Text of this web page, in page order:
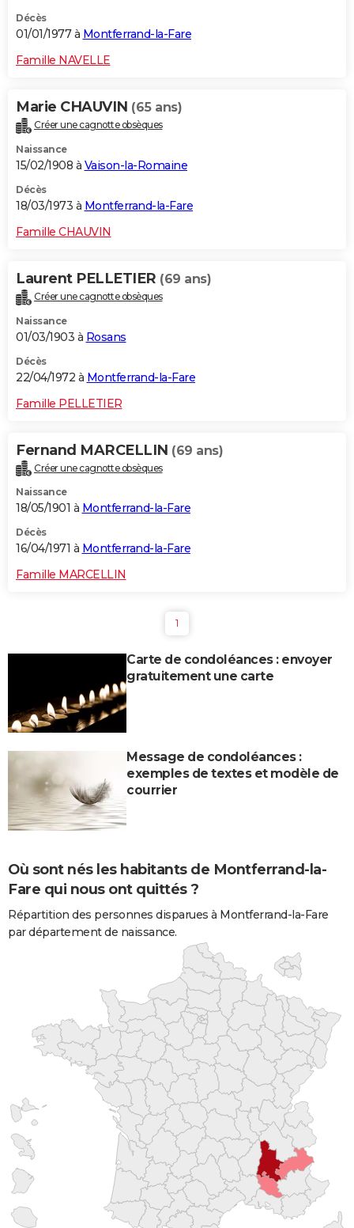
Décès
01/01/1977 à Montferrand-la-Fare
Famille NAVELLE
Marie CHAUVIN (65 ans)
Créer une cagnotte obsèques
Naissance
15/02/1908 à Vaison-la-Romaine
Décès
18/03/1973 à Montferrand-la-Fare
Famille CHAUVIN
Laurent PELLETIER (69 ans)
Créer une cagnotte obsèques
Naissance
01/03/1903 à Rosans
Décès
22/04/1972 à Montferrand-la-Fare
Famille PELLETIER
Fernand MARCELLIN (69 ans)
Créer une cagnotte obsèques
Naissance
18/05/1901 à Montferrand-la-Fare
Décès
16/04/1971 à Montferrand-la-Fare
Famille MARCELLIN
1
Carte de condoléances : envoyer
gratuitement une carte
Message de condoléances :
exemples de textes et modèle de
courrier
Où sont nés les habitants de Montferrand-la-
Fare qui nous ont quittés ?
Répartition des personnes disparues à Montferrand-la-Fare
par département de naissance.